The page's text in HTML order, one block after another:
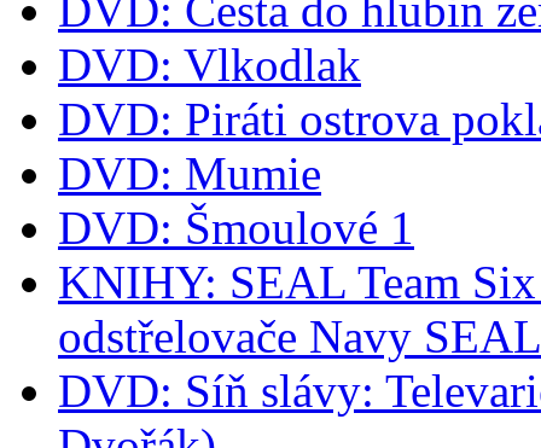
DVD: Vlkodlak
DVD: Piráti ostrova
DVD: Mumie
DVD: Šmoulové 1
KNIHY: SEAL Team
odstřelovače Navy SEAL
DVD: Síň slávy: